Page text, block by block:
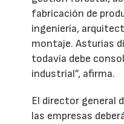
fabricación de
ingeniería,
montaje. Asturias
todavía debe
industrial”, afirma.
El director general
las empresas